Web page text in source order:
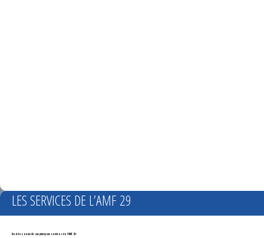
LES SERVICES DE L’AMF 29
Accédez en un clic aux principaux services de l'AMF 29 :